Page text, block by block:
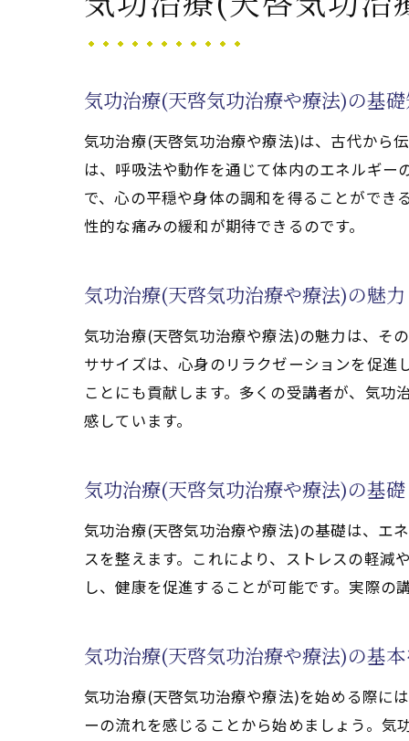
気功治療(天啓気功治療や療法)の基
気功治療(天啓気功治療や療法)は、古代から
は、呼吸法や動作を通じて体内のエネルギ
で、心の平穏や身体の調和を得ることがで
性的な痛みの緩和が期待できるのです。
気功治療(天啓気功治療や療法)の魅
気功治療(天啓気功治療や療法)の魅力は、そ
ササイズは、心身のリラクゼーションを促
ことにも貢献します。多くの受講者が、気
感しています。
気功治療(天啓気功治療や療法)の基
気功治療(天啓気功治療や療法)の基礎は、エ
スを整えます。これにより、ストレスの軽
し、健康を促進することが可能です。実際
気功治療(天啓気功治療や療法)の基
気功治療(天啓気功治療や療法)を始める際に
ーの流れを感じることから始めましょう。